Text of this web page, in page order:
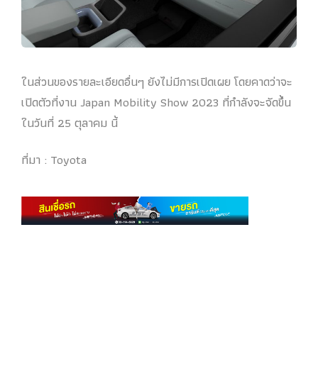
ในส่วนของรายละเอียดอื่นๆ ยังไม่มีการเปิดเผย โดยคาดว่าจะ
เปิดตัวที่งาน Japan Mobility Show 2023 ที่กำลังจะจัดขึ้น
ในวันที่ 25 ตุลาคม นี้
ที่มา : Toyota